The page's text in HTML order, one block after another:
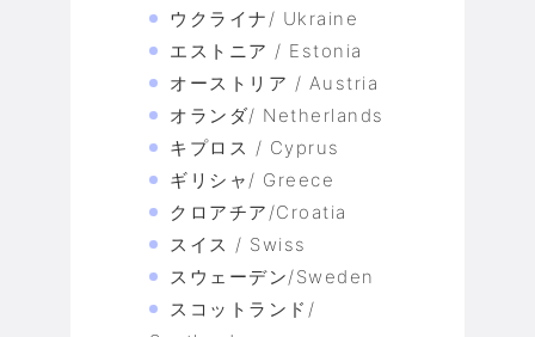
ウクライナ/ Ukraine
エストニア / Estonia
オーストリア / Austria
オランダ/ Netherlands
キプロス / Cyprus
ギリシャ/ Greece
クロアチア/Croatia
スイス / Swiss
スウェーデン/Sweden
スコットランド/